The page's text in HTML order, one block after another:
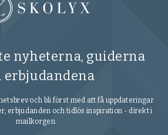
nyheterna, guiderna
erbjudandena
och bli först med att få uppdateringar
erbjudanden och tidlös inspiration - direkt i
mailkorgen.